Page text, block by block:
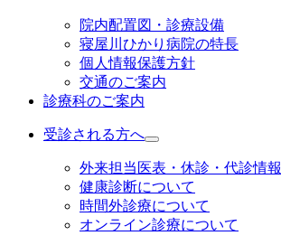
院内配置図・診療設備
寝屋川ひかり病院の特長
個人情報保護方針
交通のご案内
診療科のご案内
受診される方へ
外来担当医表・休診・代診情報
健康診断について
時間外診療について
オンライン診療について